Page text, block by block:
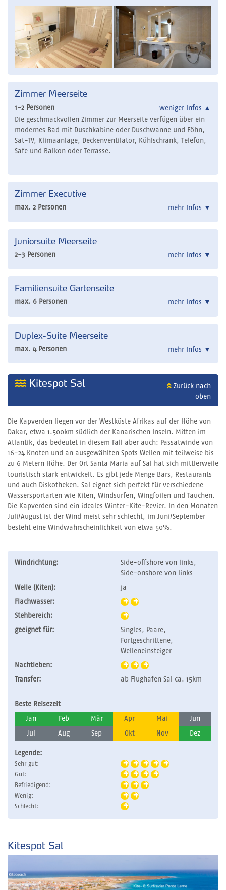
Zimmer Meerseite
1-2 Personen weniger Infos ▲
Die geschmackvollen Zimmer zur Meerseite verfügen über ein
modernes Bad mit Duschkabine oder Duschwanne und Föhn,
Sat-TV, Klimaanlage, Deckenventilator, Kühlschrank, Telefon,
Safe und Balkon oder Terrasse.
Zimmer Executive
max. 2 Personen mehr Infos ▼
Juniorsuite Meerseite
2-3 Personen mehr Infos ▼
Familiensuite Gartenseite
max. 6 Personen mehr Infos ▼
Duplex-Suite Meerseite
max. 4 Personen mehr Infos ▼
Kitespot Sal
Zurück nach
oben
Die Kapverden liegen vor der Westküste Afrikas auf der Höhe von
Dakar, etwa 1.500km südlich der Kanarischen Inseln. Mitten im
Atlantik, das bedeutet in diesem Fall aber auch: Passatwinde von
16-24 Knoten und an ausgewählten Spots Wellen mit teilweise bis
zu 6 Metern Höhe. Der Ort Santa Maria auf Sal hat sich mittlerweile
touristisch stark entwickelt. Es gibt jede Menge Bars, Restaurants
und auch Diskotheken. Sal eignet sich perfekt für verschiedene
Wassersportarten wie Kiten, Windsurfen, Wingfoilen und Tauchen.
Die Kapverden sind ein ideales Winter-Kite-Revier. In den Monaten
Juli/August ist der Wind meist sehr schlecht, im Juni/September
besteht eine Windwahrscheinlichkeit von etwa 50%.
Windrichtung:
Side-offshore von links,
Side-onshore von links
Welle (Kiten):
ja
Flachwasser:
Stehbereich:
geeignet für:
Singles, Paare,
Fortgeschrittene,
Welleneinsteiger
Nachtleben:
Transfer:
ab Flughafen Sal ca. 15km
Beste Reisezeit
Jan Feb Mär Apr Mai Jun
Jul Aug Sep Okt Nov Dez
Legende:
Sehr gut:
Gut:
Befriedigend:
Wenig:
Schlecht:
Kitespot Sal